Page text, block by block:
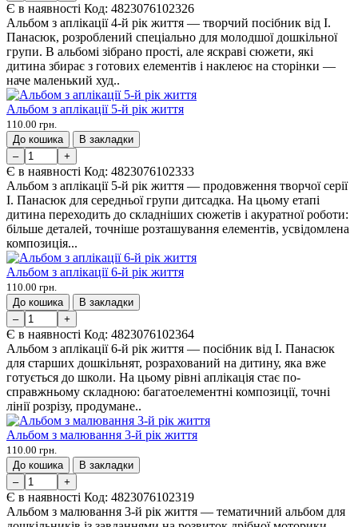
Є в наявності Код: 4823076102326
Альбом з аплікації 4-й рік життя — творчий посібник від І.
Панасюк, розроблений спеціально для молодшої дошкільної
групи. В альбомі зібрано прості, але яскраві сюжети, які
дитина збирає з готових елементів і наклеює на сторінки —
наче маленький худ..
Альбом з аплікації 5-й рік життя
110.00 грн.
До кошика
В закладки
–
+
Є в наявності Код: 4823076102333
Альбом з аплікації 5-й рік життя — продовження творчої серії
І. Панасюк для середньої групи дитсадка. На цьому етапі
дитина переходить до складніших сюжетів і акуратної роботи:
більше деталей, точніше розташування елементів, усвідомлена
композиція...
Альбом з аплікації 6-й рік життя
110.00 грн.
До кошика
В закладки
–
+
Є в наявності Код: 4823076102364
Альбом з аплікації 6-й рік життя — посібник від І. Панасюк
для старших дошкільнят, розрахований на дитину, яка вже
готується до школи. На цьому рівні аплікація стає по-
справжньому складною: багатоелементні композиції, точні
лінії розрізу, продумане..
Альбом з малювання 3-й рік життя
110.00 грн.
До кошика
В закладки
–
+
Є в наявності Код: 4823076102319
Альбом з малювання 3-й рік життя — тематичний альбом для